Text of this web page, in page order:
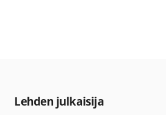
Lehden julkaisija